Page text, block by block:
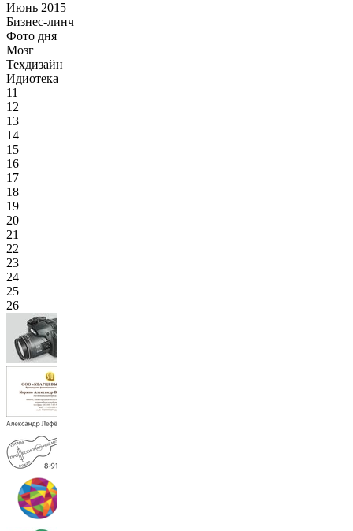
Июнь 2015
Бизнес-линч
Фото дня
Мозг
Техдизайн
Идиотека
11
12
13
14
15
16
17
18
19
20
21
22
23
24
25
26